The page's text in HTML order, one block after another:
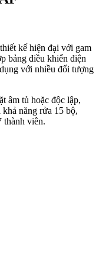
kế hiện đại với gam
bảng điều khiển điện
với nhiều đối tượng
âm tủ hoặc độc lập,
năng rửa 15 bộ,
thành viên.